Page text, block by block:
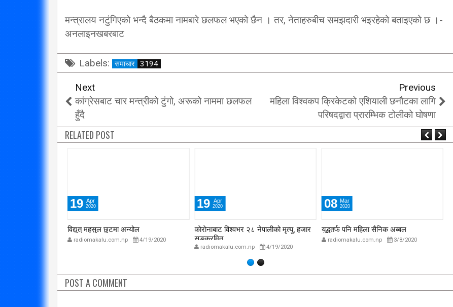
मन्त्रालय नटुंगिएको भन्दै बैठकमा नामबारे छलफल भएको छैन । तर, नेताहरुबीच समझदारी भइरहेको बताइएको छ ।-
अनलाइनखबरबाट
Labels: समाचार 3194
Next
कांग्रेसबाट चार मन्त्रीको टुंगो, अरूको नाममा छलफल
हुँदै
Previous
महिला विश्वकप क्रिकेटको एशियाली छनौटका लागि
परिषदद्वारा प्रारम्भिक टोलीको घोषणा
RELATED POST
19 Apr
2020
विद्युत् महसुल छुटमा अन्योल
radiomakalu.com.np 4/19/2020
19 Apr
2020
काेराेनाबाट विश्वभर २८ नेपालीको मृत्यु, हजार
सङ्क्रमित
radiomakalu.com.np 4/19/2020
08 Mar
2020
युद्धतर्फ पनि महिला सैनिक अब्बल
radiomakalu.com.np 3/8/2020
POST A COMMENT